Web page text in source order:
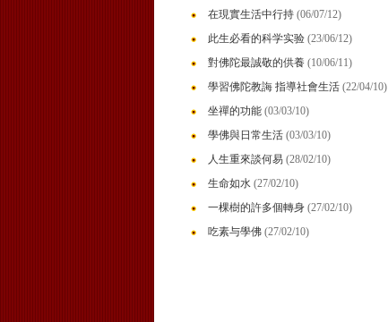
在現實生活中行持 (06/07/12)
此生必看的科学实验 (23/06/12)
對佛陀最誠敬的供養 (10/06/11)
學習佛陀教誨 指導社會生活 (22/04/10)
坐禪的功能 (03/03/10)
學佛與日常生活 (03/03/10)
人生重來談何易 (28/02/10)
生命如水 (27/02/10)
一棵樹的許多個轉身 (27/02/10)
吃素与學佛 (27/02/10)